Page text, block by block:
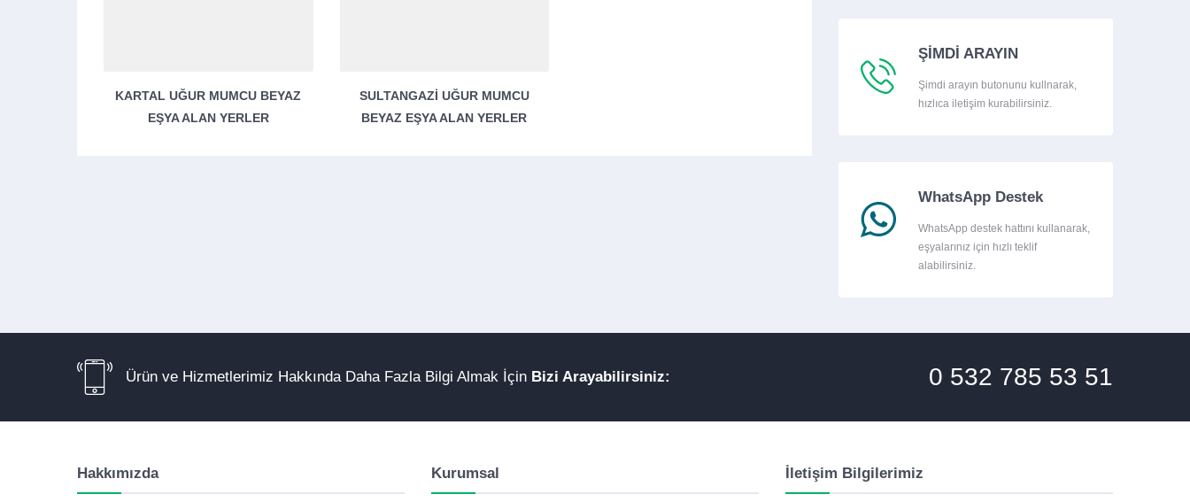
KARTAL UĞUR MUMCU BEYAZ
EŞYA ALAN YERLER
SULTANGAZI UĞUR MUMCU
BEYAZ EŞYA ALAN YERLER
ŞİMDİ ARAYIN
Şimdi arayın butonunu kullnarak,
hızlıca iletişim kurabilirsiniz.
WhatsApp Destek
WhatsApp destek hattını kullanarak,
eşyalarınız için hızlı teklif
alabilirsiniz.
Ürün ve Hizmetlerimiz Hakkında Daha Fazla Bilgi Almak İçin Bizi Arayabilirsiniz: 0 532 785 53 51
Hakkımızda Kurumsal İletişim Bilgilerimiz